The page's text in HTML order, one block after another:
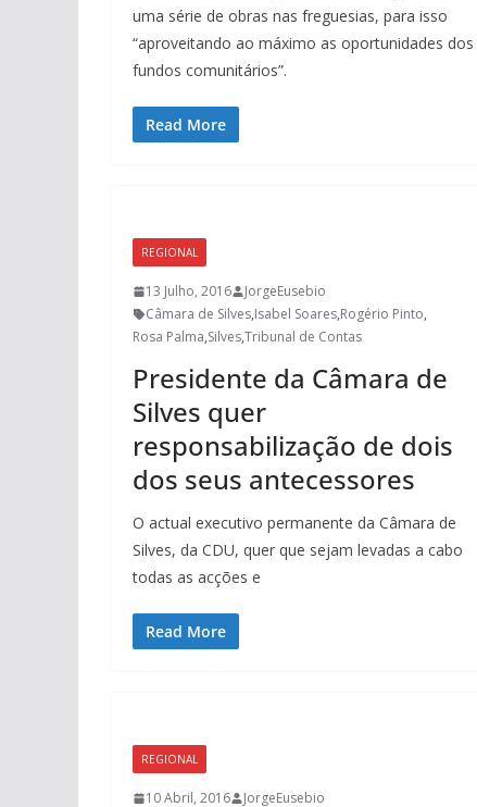
uma série de obras nas freguesias, para isso
“aproveitando ao máximo as oportunidades dos
fundos comunitários”.
Read More
REGIONAL
13 Julho, 2016
JorgeEusebio
Câmara de Silves,Isabel Soares,Rogério Pinto,
Rosa Palma,Silves,Tribunal de Contas
Presidente da Câmara de
Silves quer
responsabilização de dois
dos seus antecessores
O actual executivo permanente da Câmara de
Silves, da CDU, quer que sejam levadas a cabo
todas as acções e
Read More
REGIONAL
10 Abril, 2016 JorgeEusebio